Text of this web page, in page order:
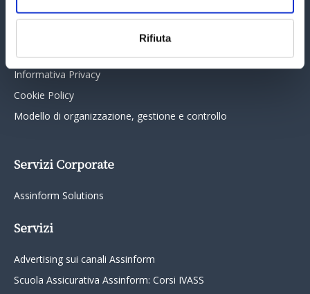
Rifiuta
Chi siamo
Collabora con noi
Informativa Privacy
Cookie Policy
Modello di organizzazione, gestione e controllo
Servizi Corporate
Assinform Solutions
Servizi
Advertising sui canali Assinform
Scuola Assicurativa Assinform: Corsi IVASS